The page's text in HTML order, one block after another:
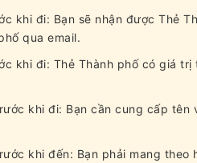
khi đi: Bạn sẽ nhận được Thẻ
qua email.
khi đi: Thẻ Thành phố có giá
khi đi: Bạn cần cung cấp tên
khi đến: Bạn phải mang